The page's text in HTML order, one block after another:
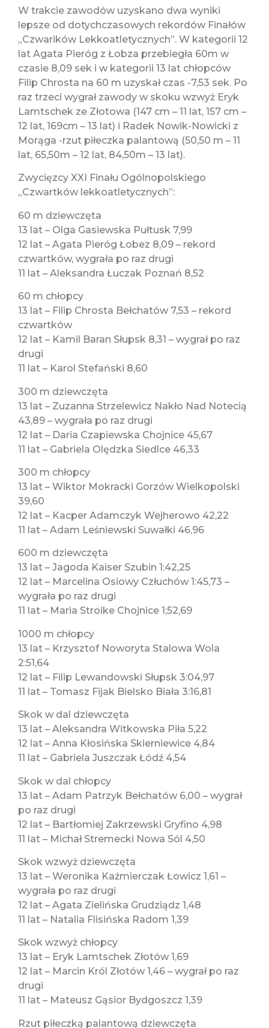
W trakcie zawodów uzyskano dwa wyniki
lepsze od dotychczasowych rekordów Finałów
„Czwarików Lekkoatletycznych”. W kategorii 12
lat Agata Pieróg z Łobza przebiegła 60m w
czasie 8,09 sek i w kategorii 13 lat chłopców
Filip Chrosta na 60 m uzyskał czas -7,53 sek. Po
raz trzeci wygrał zawody w skoku wzwyż Eryk
Lamtschek ze Złotowa (147 cm – 11 lat, 157 cm –
12 lat, 169cm – 13 lat) i Radek Nowik-Nowicki z
Morąga -rzut piłeczka palantową (50,50 m – 11
lat, 65,50m – 12 lat, 84,50m – 13 lat).
Zwycięzcy XXI Finału Ogólnopolskiego
„Czwartków lekkoatletycznych”:
60 m dziewczęta
13 lat – Olga Gasiewska Pułtusk 7,99
12 lat – Agata Pieróg Łobez 8,09 – rekord
czwartków, wygrała po raz drugi
11 lat – Aleksandra Łuczak Poznań 8,52
60 m chłopcy
13 lat – Filip Chrosta Bełchatów 7,53 – rekord
czwartków
12 lat – Kamil Baran Słupsk 8,31 – wygrał po raz
drugi
11 lat – Karol Stefański 8,60
300 m dziewczęta
13 lat – Zuzanna Strzelewicz Nakło Nad Notecią
43,89 – wygrała po raz drugi
12 lat – Daria Czapiewska Chojnice 45,67
11 lat – Gabriela Olędzka Siedlce 46,33
300 m chłopcy
13 lat – Wiktor Mokracki Gorzów Wielkopolski
39,60
12 lat – Kacper Adamczyk Wejherowo 42,22
11 lat – Adam Leśniewski Suwałki 46,96
600 m dziewczęta
13 lat – Jagoda Kaiser Szubin 1:42,25
12 lat – Marcelina Osiowy Człuchów 1:45,73 –
wygrała po raz drugi
11 lat – Maria Stroike Chojnice 1;52,69
1000 m chłopcy
13 lat – Krzysztof Noworyta Stalowa Wola
2:51,64
12 lat – Filip Lewandowski Słupsk 3:04,97
11 lat – Tomasz Fijak Bielsko Biała 3:16,81
Skok w dal dziewczęta
13 lat – Aleksandra Witkowska Piła 5,22
12 lat – Anna Kłosińska Skierniewice 4,84
11 lat – Gabriela Juszczak Łódź 4,54
Skok w dal chłopcy
13 lat – Adam Patrzyk Bełchatów 6,00 – wygrał
po raz drugi
12 lat – Bartłomiej Zakrzewski Gryfino 4,98
11 lat – Michał Stremecki Nowa Sól 4,50
Skok wzwyż dziewczęta
13 lat – Weronika Kaźmierczak Łowicz 1,61 –
wygrała po raz drugi
12 lat – Agata Zielińska Grudziądz 1,48
11 lat – Natalia Flisińska Radom 1,39
Skok wzwyż chłopcy
13 lat – Eryk Lamtschek Złotów 1,69
12 lat – Marcin Król Złotów 1,46 – wygrał po raz
drugi
11 lat – Mateusz Gąsior Bydgoszcz 1,39
Rzut piłeczką palantową dziewczęta